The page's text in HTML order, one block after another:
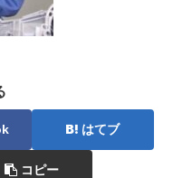
はてブ
コピー